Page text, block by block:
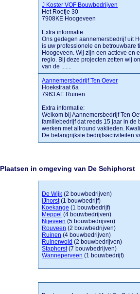
J Koster VOF Bouwbedrijven
Het Roefje 30
7908KE Hoogeveen
Extra informatie:
Ons gedegen aannemersbedrijf uit
is uw professionele en betrouwbare
Hoogeveen. Wij zijn een actieve en
regio. Bij deze projecten zetten wij
van de .......
Aannemersbedrijf Ten Oever
Hoekstraat 6a
7963 AE Ruinen
Extra informatie:
Welkom bij Aannemersbedrijf Ten
familiebedrijf dat reeds 15 jaar in de
werken met allround vaklieden.
De belangrijkste bedrijfsactiviteiten
Plaatsen in omgeving van De Schiphorst
De Wijk (2 bouwbedrijven)
IJhorst(1 bouwbedrijf)
Koekange (1 bouwbedrijf)
Meppel (4 bouwbedrijven)
Nijeveen (5 bouwbedrijven)
Rouveen (2 bouwbedrijven)
Ruinen (4 bouwbedrijven)
Ruinerwold (2 bouwbedrijven)
Staphorst(7 bouwbedrijven)
Wanneperveen (1 bouwbedrijf)